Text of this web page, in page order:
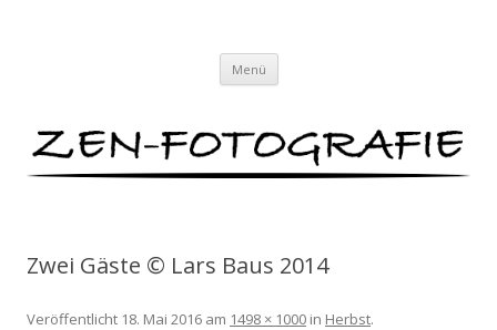
Menü Zum
springen
Zwei Gäste © Lars Baus 2014
Veröffentlicht 18. Mai 2016 am 1498 × 1000 in Herbst.